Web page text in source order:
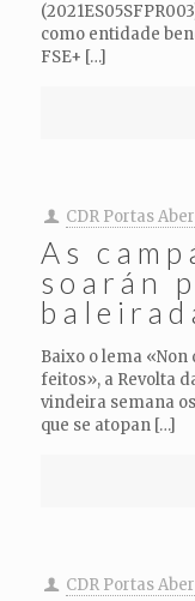
como entidade
FSE+ […]
CDR Portas
As
soarán
Baixo o lema
feitos», a Revolta
vindeira semana
que se atopan[…]
CDR Portas